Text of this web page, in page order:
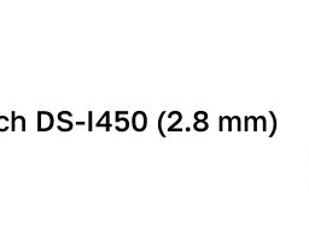
DS-I450 (2.8 mm)